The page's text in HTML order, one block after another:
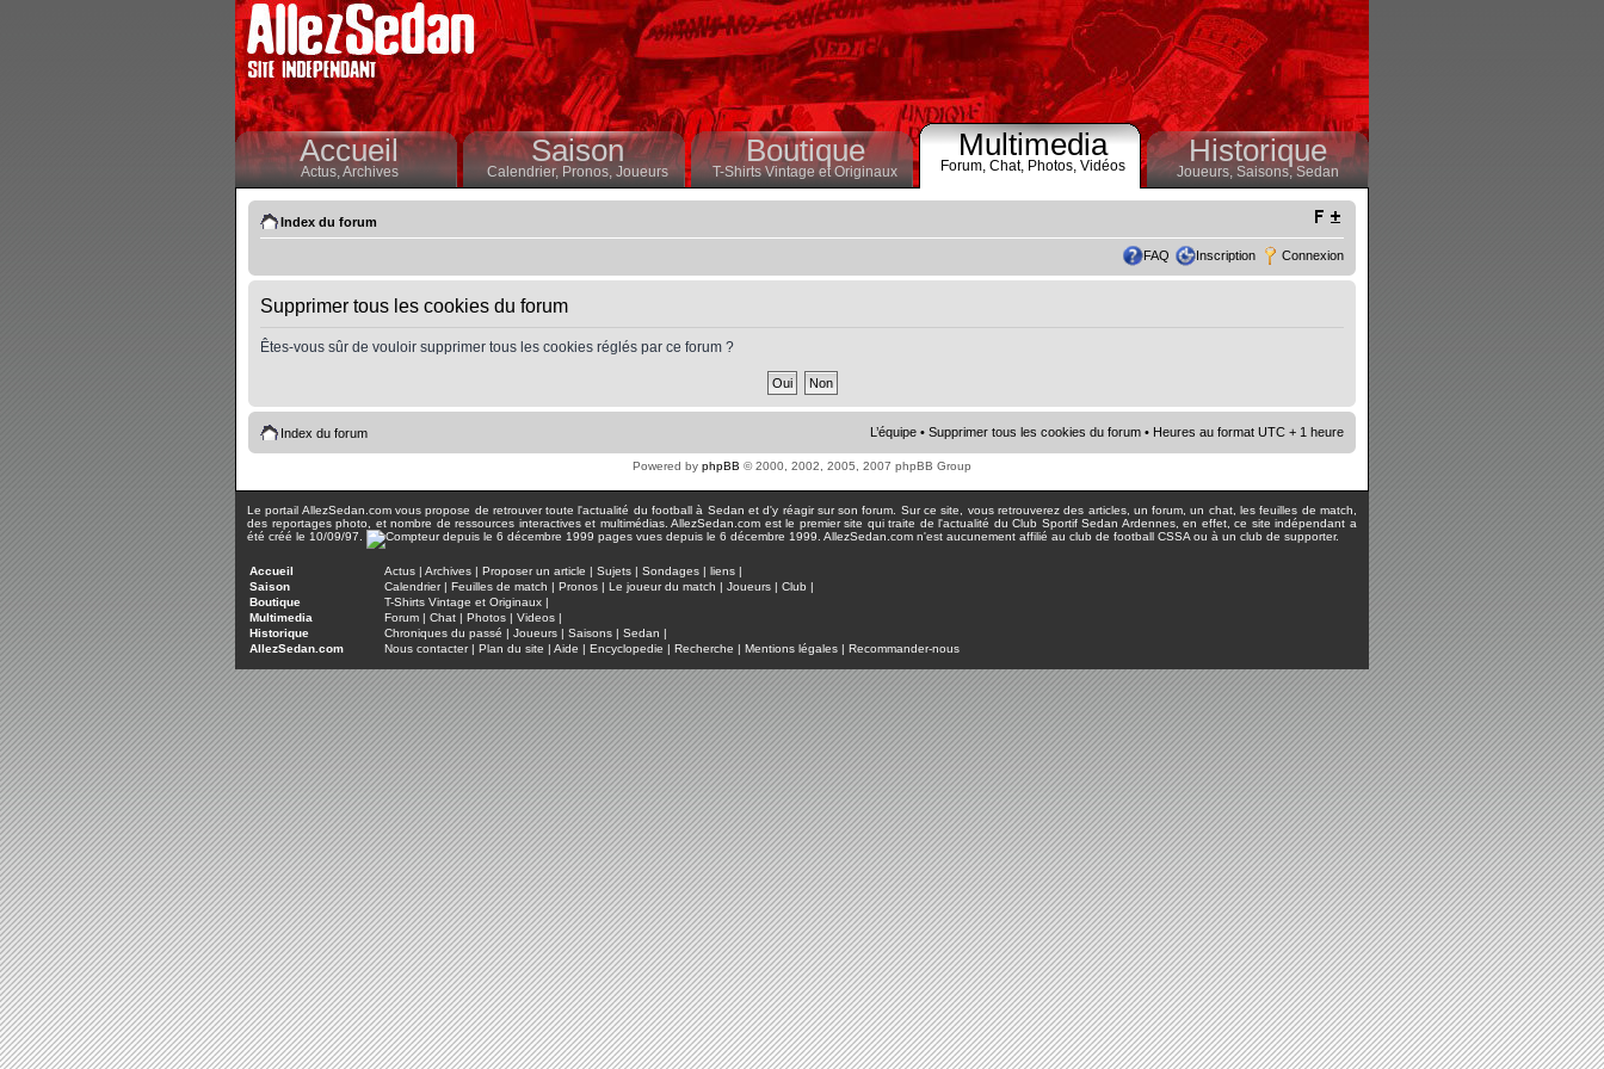
Accueil
Actus,Archives
Saison
Calendrier,Pronos, Joueurs
Boutique
T-Shirts Vintage et Originaux
Multimedia
Forum, Chat, Photos, Vidéos Historique
Joueurs, Saisons,Sedan
Index du forum
FAQ Inscription Connexion
Supprimer tous les cookies du forum
Êtes-vous sûr de vouloir supprimer tous les cookies réglés par ce forum ?
Index du forum L’équipe • Supprimer tous les cookies du forum • Heures au format UTC + 1 heure
Powered by phpBB © 2000, 2002, 2005, 2007 phpBB Group
Le portail AllezSedan.com vous propose de retrouver toute l'actualité du football à Sedan et d'y réagir sur son forum. Sur ce site, vous retrouverez des articles, un forum, un chat, les feuilles de match,
des reportages photo, et nombre de ressources interactives et multimédias. AllezSedan.com est le premier site qui traite de l'actualité du Club Sportif Sedan Ardennes, en effet, ce site indépendant a
été créé le 10/09/97.
pages vues depuis le 6 décembre 1999. AllezSedan.com n'est aucunement affilié au club de football CSSA ou à un club de supporter.
Accueil Actus | Archives | Proposer un article | Sujets | Sondages | liens |
Saison
Calendrier| Feuilles de match | Pronos | Le joueur du match | Joueurs | Club |
Boutique
T-Shirts Vintage et Originaux |
Multimedia
Forum | Chat | Photos | Videos |
Historique
Chroniques du passé | Joueurs | Saisons | Sedan |
AllezSedan.com
Nous contacter| Plan du site | Aide | Encyclopedie | Recherche | Mentions légales | Recommander-nous